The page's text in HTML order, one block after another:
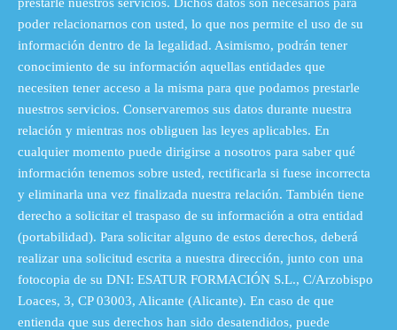
poder relacionarnos con usted, lo que nos permite el uso de su
información dentro de la legalidad. Asimismo, podrán tener
conocimiento de su información aquellas entidades que
necesiten tener acceso a la misma para que podamos prestarle
nuestros servicios. Conservaremos sus datos durante nuestra
relación y mientras nos obliguen las leyes aplicables. En
cualquier momento puede dirigirse a nosotros para saber qué
información tenemos sobre usted, rectificarla si fuese incorrecta
y eliminarla una vez finalizada nuestra relación. También tiene
derecho a solicitar el traspaso de su información a otra entidad
(portabilidad). Para solicitar alguno de estos derechos, deberá
realizar una solicitud escrita a nuestra dirección, junto con una
fotocopia de su DNI: ESATUR FORMACIÓN S.L., C/Arzobispo
Loaces, 3, CP 03003, Alicante (Alicante). En caso de que
entienda que sus derechos han sido desatendidos, puede